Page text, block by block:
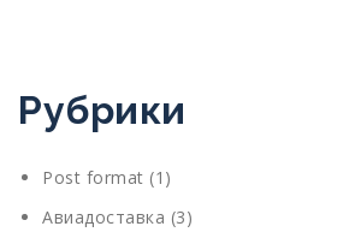
Рубрики
Post format (1)
Авиадоставка (3)